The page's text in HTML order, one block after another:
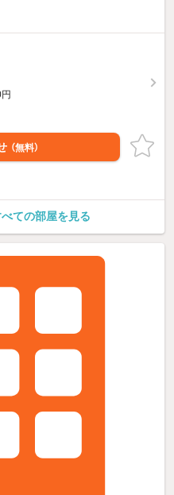
（無料）
ての部屋を見る